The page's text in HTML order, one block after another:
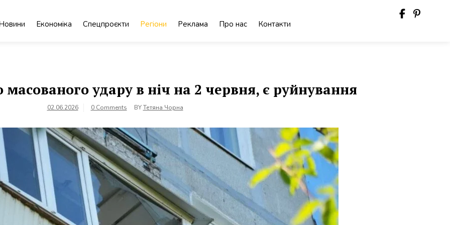
Економіка Спецпроєкти Регіони Реклама Про нас Контакти
удару в ніч на 2 червня, є руйнування
02.06.2026 0 Comments BYТетяна Чорна